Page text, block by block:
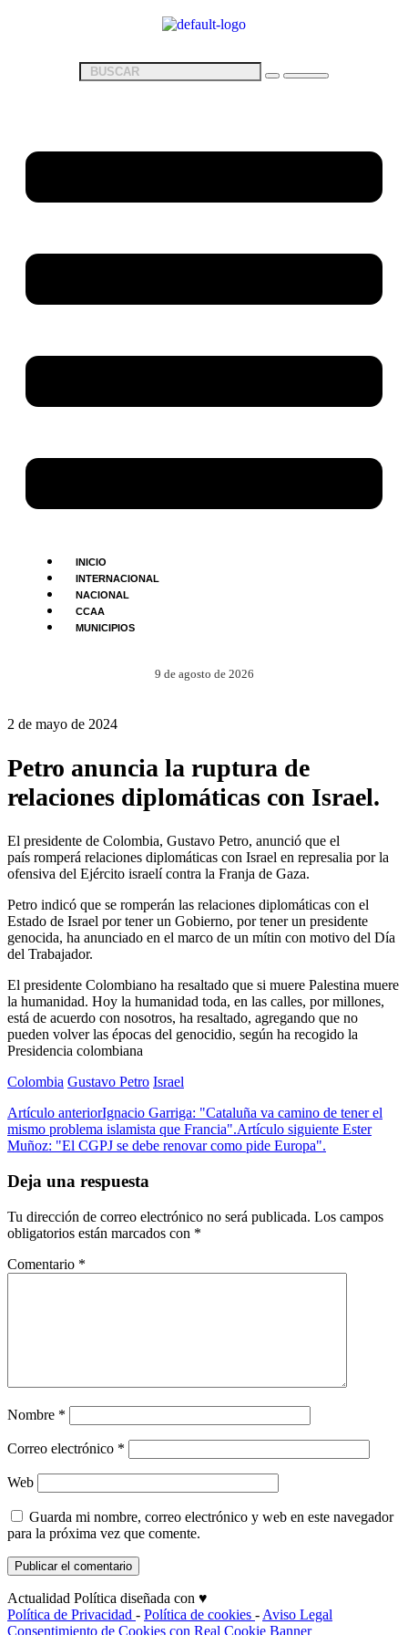
INICIO
INTERNACIONAL
NACIONAL
CCAA
MUNICIPIOS
9 de agosto de 2026
2 de mayo de 2024
Petro anuncia la ruptura de
relaciones diplomáticas con Israel.
El presidente de Colombia, Gustavo Petro, anunció que el
país romperá relaciones diplomáticas con Israel en represalia por la
ofensiva del Ejército israelí contra la Franja de Gaza.
Petro indicó que se romperán las relaciones diplomáticas con el
Estado de Israel por tener un Gobierno, por tener un presidente
genocida, ha anunciado en el marco de un mítin con motivo del Día
del Trabajador.
El presidente Colombiano ha resaltado que si muere Palestina muere
la humanidad. Hoy la humanidad toda, en las calles, por millones,
está de acuerdo con nosotros, ha resaltado, agregando que no
pueden volver las épocas del genocidio, según ha recogido la
Presidencia colombiana
Colombia Gustavo Petro Israel
Artículo anteriorIgnacio Garriga: "Cataluña va camino de tener el
mismo problema islamista que Francia".Artículo siguiente Ester
Muñoz: "El CGPJ se debe renovar como pide Europa".
Deja una respuesta
Tu dirección de correo electrónico no será publicada. Los campos
obligatorios están marcados con *
Comentario *
Nombre *
Correo electrónico *
Web
Guarda mi nombre, correo electrónico y web en este navegador
para la próxima vez que comente.
Actualidad Política diseñada con ♥
Política de Privacidad - Política de cookies - Aviso Legal
Consentimiento de Cookies con Real Cookie Banner